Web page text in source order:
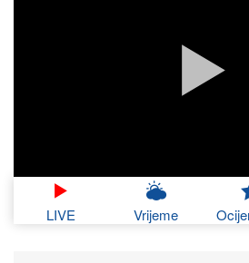
LIVE Vrijeme